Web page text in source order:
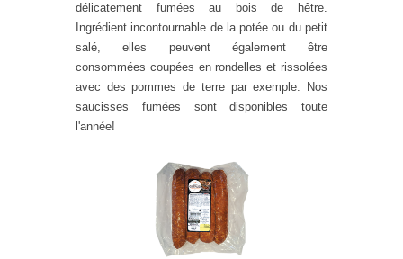
délicatement fumées au bois de hêtre.
Ingrédient incontournable de la potée ou du petit
salé, elles peuvent également être
consommées coupées en rondelles et rissolées
avec des pommes de terre par exemple. Nos
saucisses fumées sont disponibles toute
l'année!